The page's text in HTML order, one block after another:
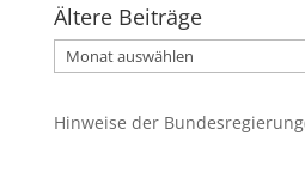
Ältere Beiträge
Ältere
Beiträge
Hinweise der